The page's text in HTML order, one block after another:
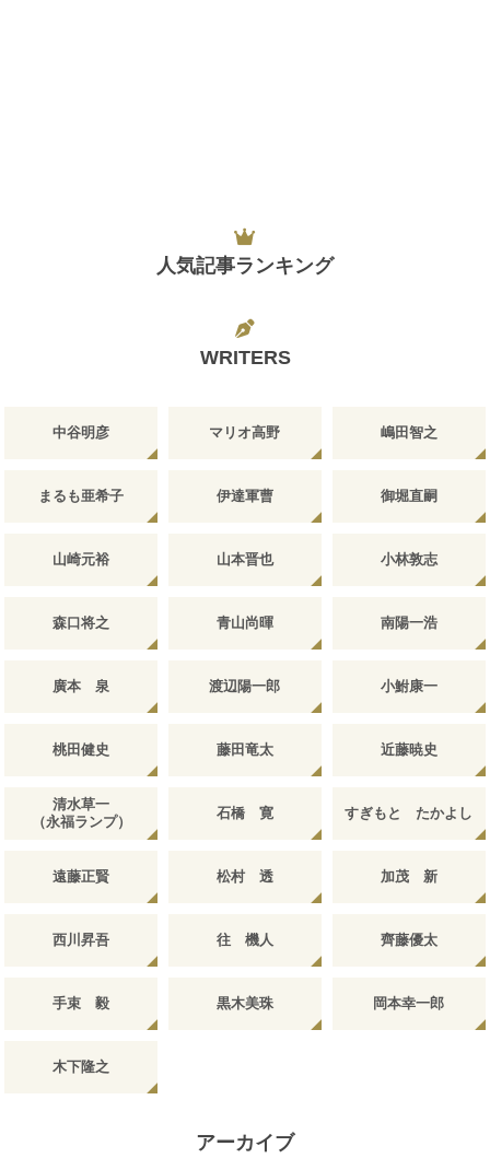
人気記事ランキング
WRITERS
中谷明彦 マリオ高野 嶋田智之
まるも亜希子 伊達軍曹 御堀直嗣
山崎元裕 山本晋也 小林敦志
森口将之 青山尚暉 南陽一浩
廣本 泉 渡辺陽一郎 小鮒康一
桃田健史 藤田竜太 近藤暁史
清水草一
（永福ランプ）
石橋 寛 すぎもと たかよし
遠藤正賢 松村 透 加茂 新
西川昇吾 往 機人 齊藤優太
手束 毅 黒木美珠 岡本幸一郎
木下隆之
アーカイブ